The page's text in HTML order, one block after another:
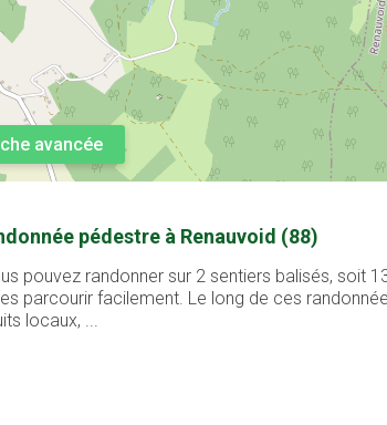
avancée
pédestre à Renauvoid (88)
pouvez randonner sur 2 sentiers balisés, soit
parcourir facilement. Le long de ces
locaux, ...